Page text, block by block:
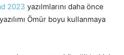
2023 yazılmlarını daha önce
Ömür boyu kullanmaya